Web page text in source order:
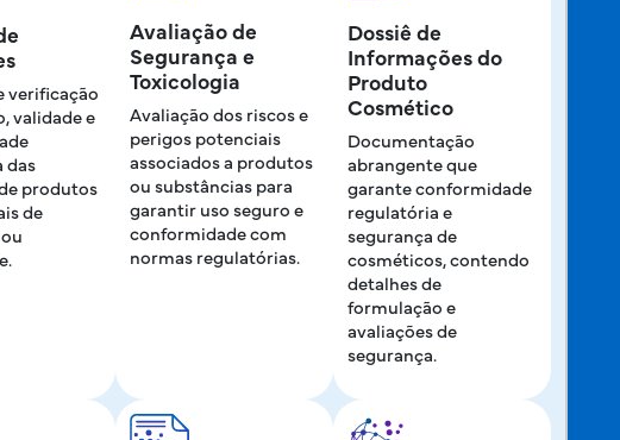
verificação
validade e
das
produtos
de
Avaliação de
Segurança e
Toxicologia
Avaliação dos riscos e
perigos potenciais
associados a produtos
ou substâncias para
garantir uso seguro e
conformidade com
normas regulatórias.
Dossiê de
Informações do
Produto
Cosmético
Documentação
abrangente que
garante conformidade
regulatória e
segurança de
cosméticos, contendo
detalhes de
formulação e
avaliações de
segurança.